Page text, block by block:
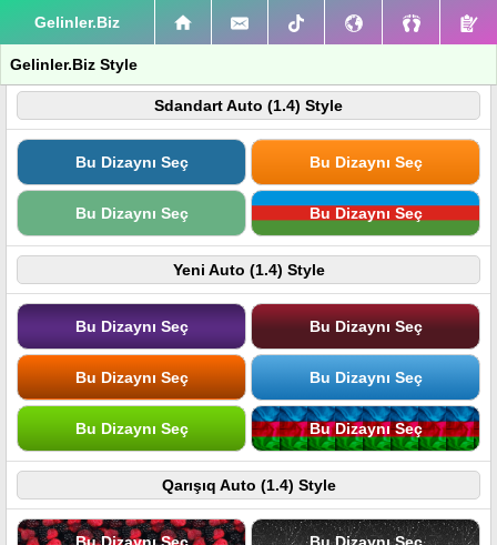
Gelinler.Biz
Gelinler.Biz Style
Sdandart Auto (1.4) Style
Bu Dizaynı Seç Bu Dizaynı Seç
Bu Dizaynı Seç Bu Dizaynı Seç
Yeni Auto (1.4) Style
Bu Dizaynı Seç Bu Dizaynı Seç
Bu Dizaynı Seç Bu Dizaynı Seç
Bu Dizaynı Seç Bu Dizaynı Seç
Qarışıq Auto (1.4) Style